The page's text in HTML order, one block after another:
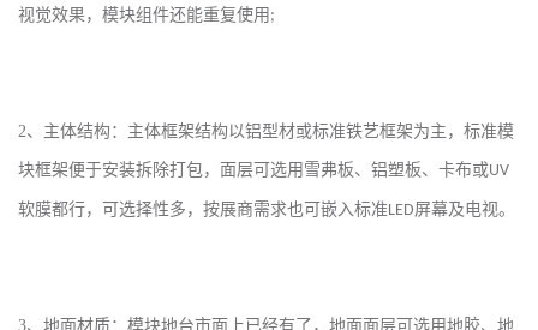
视觉效果，模块组件还能重复使用 ;
2、主体结构：主体框架结构以铝型材或标准铁艺框架为主，标准模
块框架便于安装拆除打包，面层可选用雪弗板、铝塑板、卡布或UV
软膜都行，可选择性多，按展商需求也可嵌入标准LED屏幕及电视。
3、地面材质：模块地台市面上已经有了，地面面层可选用地胶、地